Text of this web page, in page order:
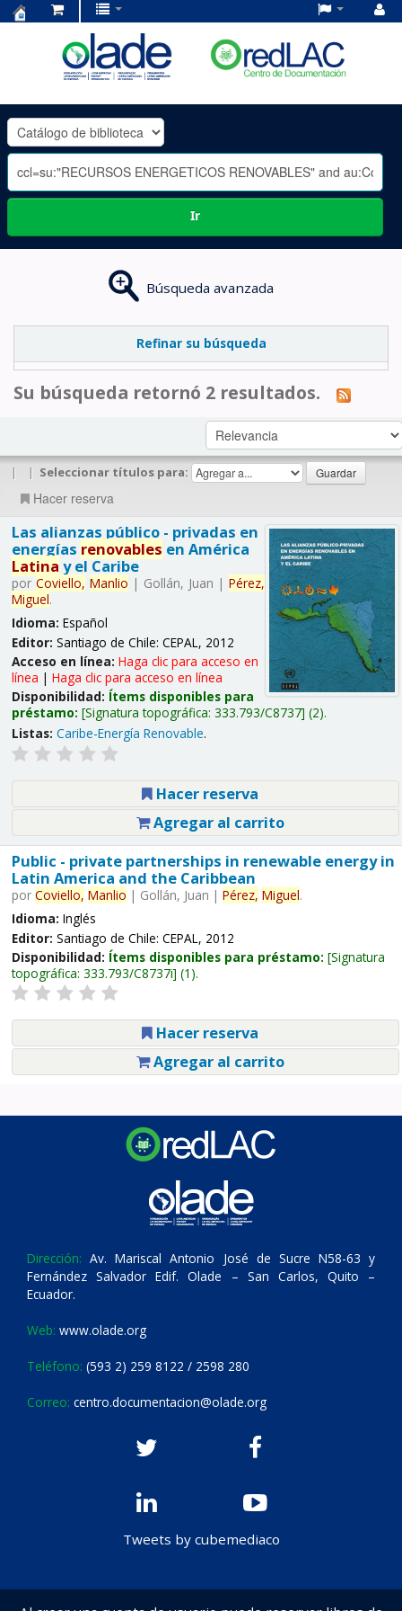
OLADE
-
Ir
Búsqueda avanzada
Refinar su búsqueda
Su búsqueda retornó 2 resultados.
| | Seleccionar títulos para:
Hacer reserva
Las alianzas público - privadas en
energías renovables en América
Latina y el Caribe
por Coviello, Manlio | Gollán, Juan | Pérez,
Miguel.
Idioma: Español
Editor: Santiago de Chile: CEPAL, 2012
Acceso en línea: Haga clic para acceso en
línea | Haga clic para acceso en línea
Disponibilidad: Ítems disponibles para
préstamo: Signatura topográfica: 333.793/C8737 (2).
Listas: Caribe-Energía Renovable.
Hacer reserva
Agregar al carrito
Public - private partnerships in renewable energy in
Latin America and the Caribbean
por Coviello, Manlio | Gollán, Juan | Pérez, Miguel.
Idioma: Inglés
Editor: Santiago de Chile: CEPAL, 2012
Disponibilidad: Ítems disponibles para préstamo: Signatura
topográfica: 333.793/C8737i (1).
Hacer reserva
Agregar al carrito
Dirección: Av. Mariscal Antonio José de Sucre N58-63 y
Fernández Salvador Edif. Olade – San Carlos, Quito –
Ecuador.
Web: www.olade.org
Teléfono: (593 2) 259 8122 / 2598 280
Correo: centro.documentacion@olade.org
Tweets by cubemediaco